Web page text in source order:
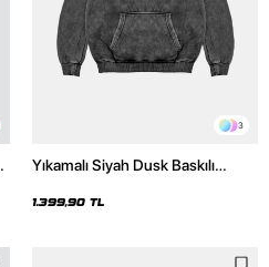
3
Yıkamalı Siyah Dusk Baskılı
1.399,90 TL